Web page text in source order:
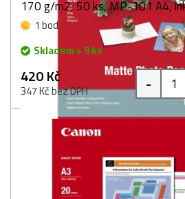
170 g/m2, 50 ks, MP-101 A4,
1 bod
Skladem > 9 ks
420 Kč
347 Kč bez DPH -